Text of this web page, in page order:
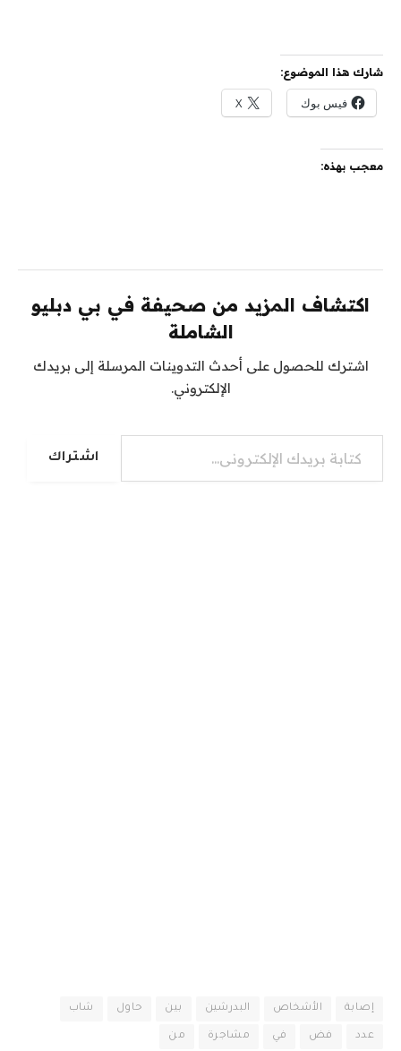
شارك هذا الموضوع:
فيس بوك X
معجب بهذه:
اكتشاف المزيد من صحيفة في بي دبليو
الشاملة
اشترك للحصول على أحدث التدوينات المرسلة إلى بريدك
الإلكتروني.
كتابة بريدك الإلكتروني...
اشتراك
إصابة الأشخاص البدرشين بين حاول شاب
عدد فض في مشاجرة من